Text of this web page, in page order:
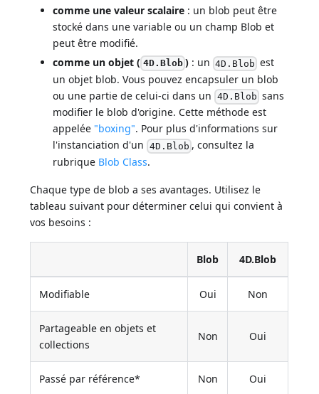
comme une valeur scalaire : un blob peut être
stocké dans une variable ou un champ Blob et
peut être modifié.
comme un objet ( 4D.Blob ): un 4D.Blob est
un objet blob. Vous pouvez encapsuler un blob
ou une partie de celui-ci dans un 4D.Blob sans
modifier le blob d'origine. Cette méthode est
appelée "boxing". Pour plus d'informations sur
l'instanciation d'un 4D.Blob , consultez la
rubrique Blob Class.
Chaque type de blob a ses avantages. Utilisez le
tableau suivant pour déterminer celui qui convient à
vos besoins :
Blob 4D.Blob
Modifiable Oui Non
Partageable en objets et
collections
Non Oui
Passé par référence* Non Oui